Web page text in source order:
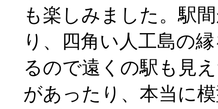
も楽しみました。駅
り、四角い人工島の
るので遠くの駅も見
があったり、本当に